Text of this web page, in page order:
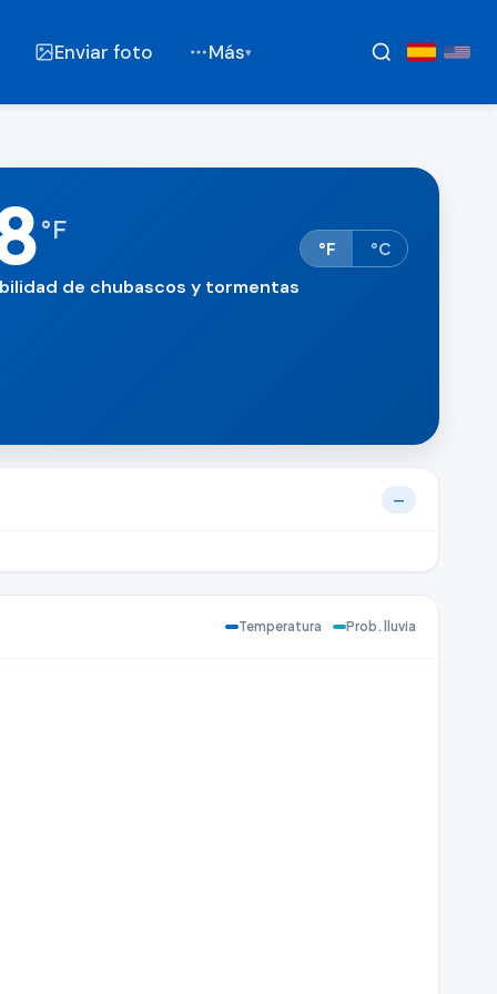
Enviar foto Más▾
°F
de chubascos y tormentas
°F °C
—
Temperatura Prob. lluvia